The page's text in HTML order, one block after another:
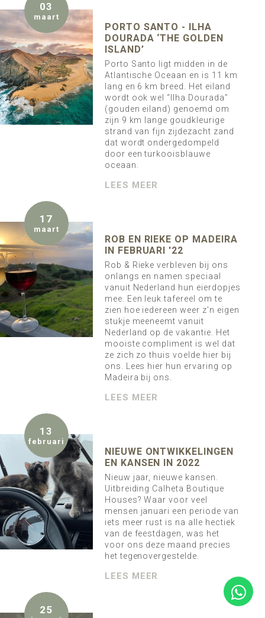
03
maart
PORTO SANTO - ILHA
DOURADA ‘THE GOLDEN
ISLAND’
Porto Santo ligt midden in de
Atlantische Oceaan en is 11 km
lang en 6 km breed. Het eiland
wordt ook wel “Ilha Dourada”
(gouden eiland) genoemd om
zijn 9 km lange goudkleurige
strand van fijn zijdezacht zand
dat wordt ondergedompeld
door een turkooisblauwe
oceaan.
LEES MEER
17
maart
ROB EN RIEKE OP MADEIRA
IN FEBRUARI '22
Rob & Rieke verbleven bij ons
onlangs en namen speciaal
vanuit Nederland hun eierdopjes
mee. Een leuk tafereel om te
zien hoe iedereen weer z'n eigen
stukje meeneemt vanuit
Nederland op de vakantie. Het
mooiste compliment is wel dat
ze zich zo thuis voelde hier bij
ons. Lees hier hun ervaring op
Madeira bij ons.
LEES MEER
13
februari
NIEUWE ONTWIKKELINGEN
EN KANSEN IN 2022
Nieuw jaar, nieuwe kansen.
Uitbreiding Calheta Boutique
Houses? Waar voor veel
mensen januari een periode van
iets meer rust is na alle hectiek
van de feestdagen, was het
voor ons deze maand precies
het tegenovergestelde.
LEES MEER
25